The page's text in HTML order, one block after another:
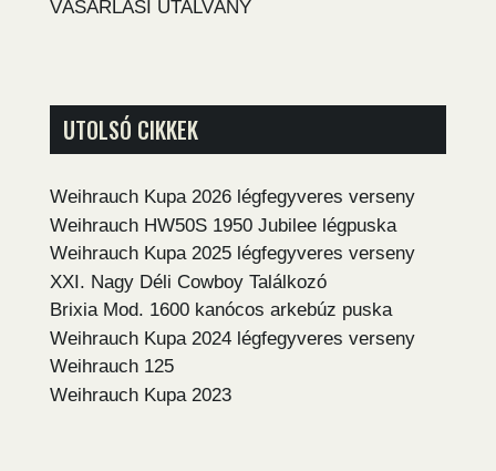
VÁSÁRLÁSI UTALVÁNY
UTOLSÓ CIKKEK
Weihrauch Kupa 2026 légfegyveres verseny
Weihrauch HW50S 1950 Jubilee légpuska
Weihrauch Kupa 2025 légfegyveres verseny
XXI. Nagy Déli Cowboy Találkozó
Brixia Mod. 1600 kanócos arkebúz puska
Weihrauch Kupa 2024 légfegyveres verseny
Weihrauch 125
Weihrauch Kupa 2023